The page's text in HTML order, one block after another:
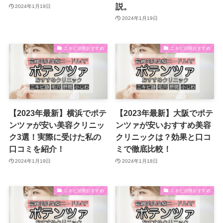
2024年1月19日 説。
2024年1月19日
ニキビ治療おすすめ
【2023年最新】横浜でポテ
ンツァが安い美容クリニッ
ク3選！実際に受けた私の
口コミを紹介！
2024年1月19日
ニキビ治療おすすめ
【2023年最新】大阪でポテ
ンツァが安いおすすめ美容
クリニックは？効果と口コ
ミで徹底比較！
2024年1月18日
ニキビ治療おすすめ ニキビ治療おすすめ